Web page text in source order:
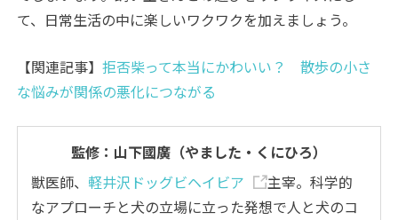
て、日常生活の中に楽しいワクワクを加えましょう。
【関連記事】拒否柴って本当にかわいい？ 散歩の小さ
な悩みが関係の悪化につながる
監修：山下國廣（やました・くにひろ）
獣医師、 軽井沢ドッグビヘイビア
主宰。科学的
なアプローチと犬の立場に立った発想で人と犬のコ